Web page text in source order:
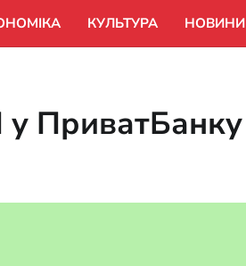
КУЛЬТУРА НОВИНИ
ПриватБанку